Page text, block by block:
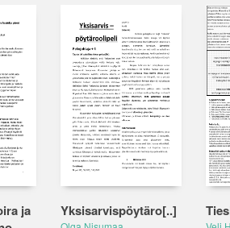
ja
Yksisarvispöytäro[..]